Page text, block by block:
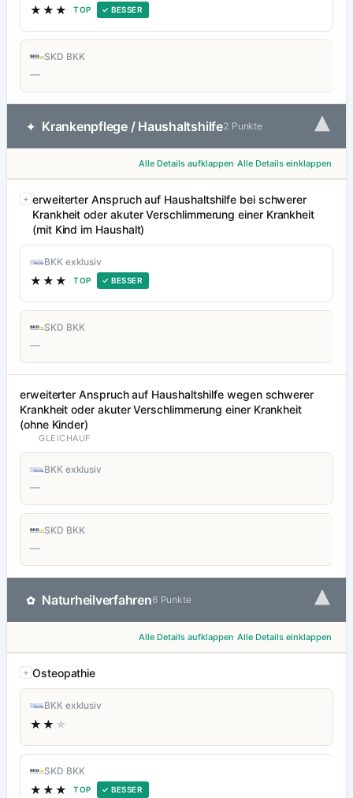
★★★ TOP ✓ BESSER
SKD BKK
—
✦ Krankenpflege / Haushaltshilfe2 Punkte ▾
Alle Details aufklappen Alle Details einklappen
erweiterter Anspruch auf Haushaltshilfe bei schwerer
Krankheit oder akuter Verschlimmerung einer Krankheit
(mit Kind im Haushalt)
BKK exklusiv
★★★ TOP ✓ BESSER
SKD BKK
—
erweiterter Anspruch auf Haushaltshilfe wegen schwerer
Krankheit oder akuter Verschlimmerung einer Krankheit
(ohne Kinder)
GLEICHAUF
BKK exklusiv
—
SKD BKK
—
✿ Naturheilverfahren6 Punkte ▾
Alle Details aufklappen Alle Details einklappen
Osteopathie
BKK exklusiv
★★ ★
SKD BKK
★★★ TOP ✓ BESSER